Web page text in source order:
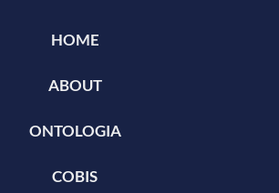
HOME
ABOUT
ONTOLOGIA
COBIS